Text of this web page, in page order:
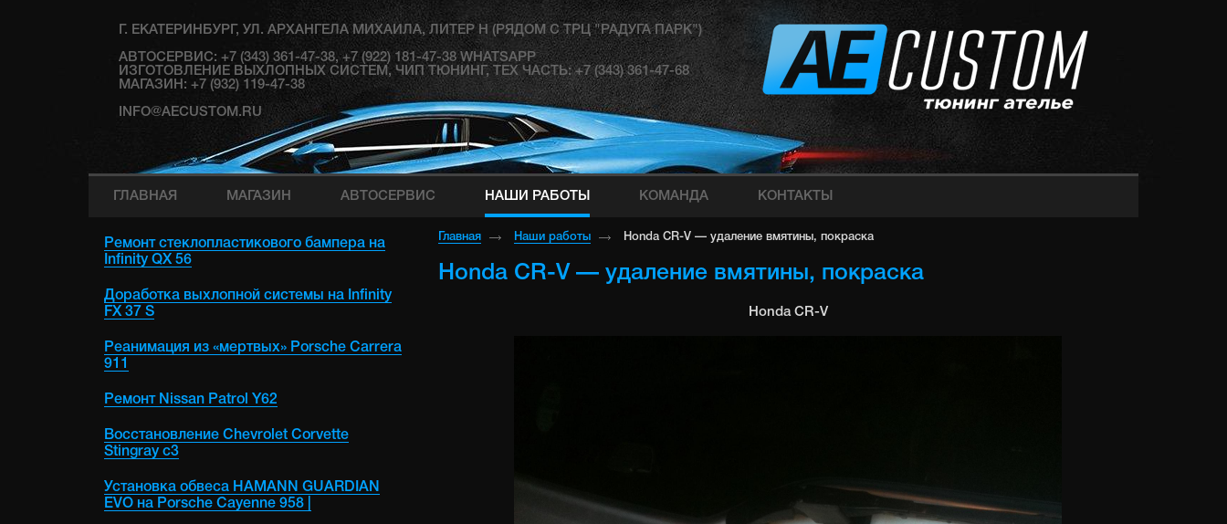
Г. ЕКАТЕРИНБУРГ, УЛ. АРХАНГЕЛА МИХАИЛА, ЛИТЕР Н (РЯДОМ С ТРЦ "РАДУГА ПАРК")
АВТОСЕРВИС: +7 (343) 361-47-38, +7 (922) 181-47-38 WHATSAPP
ИЗГОТОВЛЕНИЕ ВЫХЛОПНЫХ СИСТЕМ, ЧИП ТЮНИНГ, ТЕХ ЧАСТЬ: +7 (343) 361-47-68
МАГАЗИН: +7 (932) 119-47-38
INFO@AECUSTOM.RU
ГЛАВНАЯ МАГАЗИН АВТОСЕРВИС НАШИ РАБОТЫ КОМАНДА КОНТАКТЫ
Ремонт стеклопластикового бампера на
Infinity QX 56
Доработка выхлопной системы на Infinity
FX 37 S
Реанимация из «мертвых» Porsche Carrera
911
Ремонт Nissan Patrol Y62
Восстановление Chevrolet Corvette
Stingray c3
Установка обвеса HAMANN GUARDIAN
EVO на Porsche Cayenne 958 |
Главная Наши работы Honda CR-V — удаление вмятины, покраска
Honda CR-V — удаление вмятины, покраска
Honda CR-V